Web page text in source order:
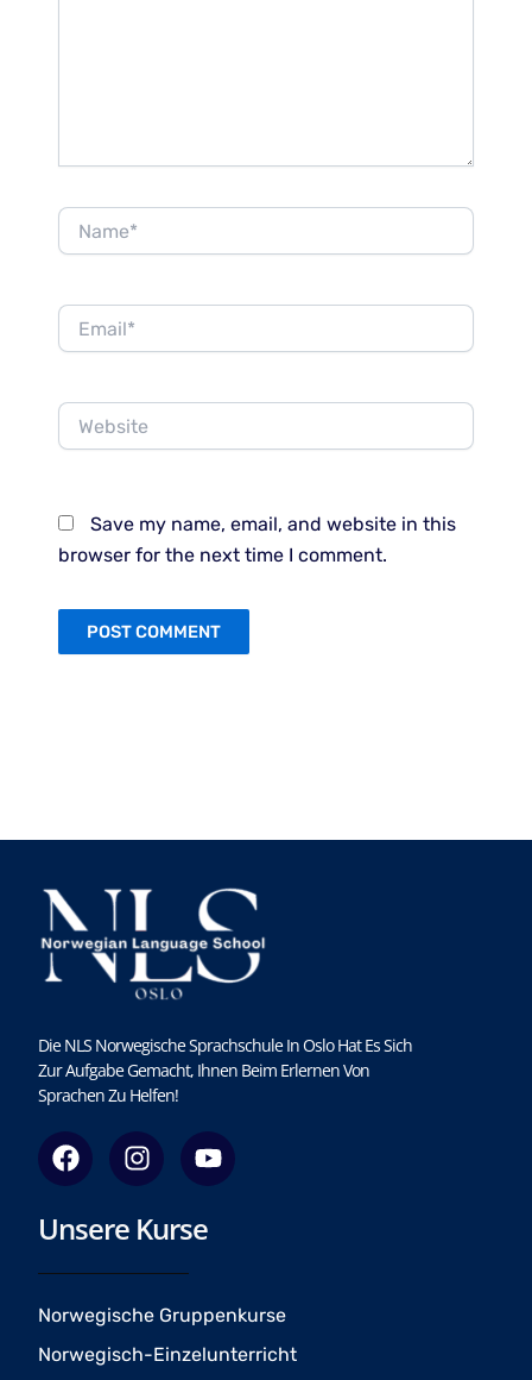
Name*
Email*
Website
Save my name, email, and website in this
browser for the next time I comment.
Die NLS Norwegische Sprachschule In Oslo Hat Es Sich
Zur Aufgabe Gemacht, Ihnen Beim Erlernen Von
Sprachen Zu Helfen!
F
a
e
o
o
I
n
t
g
r
m
Y
o
t
e
Unsere Kurse
Norwegische Gruppenkurse
Norwegisch-Einzelunterricht